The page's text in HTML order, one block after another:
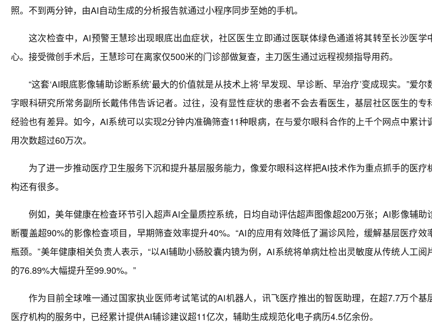
照。不到两分钟，由AI自动生成的分析报告就通过小程序同步至她的手机。
这次检查中，AI预警王慧珍出现眼底出血症状，社区医生立即通过医联体绿色通道将其转至长沙医学
心。接受微创手术后，王慧珍可在离家仅500米的门诊部做复查，主刀医生通过远程视频指导用药。
“这套‘AI眼底影像辅助诊断系统’最大的价值就是从技术上将‘早发现、早诊断、早治疗’变成现实。”爱尔
字眼科研究所常务副所长戴伟伟告诉记者。过往，没有显性症状的患者不会去看医生，基层社区医生的专
经验也有差异。如今，AI系统可以实现2分钟内准确筛查11种眼病，在与爱尔眼科合作的上千个网点中累计
用次数超过60万次。
为了进一步推动医疗卫生服务下沉和提升基层服务能力，像爱尔眼科这样把AI技术作为重点抓手的医疗
构还有很多。
例如，美年健康在检查环节引入超声AI全量质控系统，日均自动评估超声图像超200万张；AI影像辅助
断覆盖超90%的影像检查项目，早期筛查效率提升40%。“AI的应用有效降低了漏诊风险，缓解基层医疗效
瓶颈。”美年健康相关负责人表示，“以AI辅助小肠胶囊内镜为例，AI系统将单病灶检出灵敏度从传统人工阅
的76.89%大幅提升至99.90%。”
作为目前全球唯一通过国家执业医师考试笔试的AI机器人，讯飞医疗推出的智医助理，在超7.7万个基
医疗机构的服务中，已经累计提供AI辅诊建议超11亿次，辅助生成规范化电子病历4.5亿余份。